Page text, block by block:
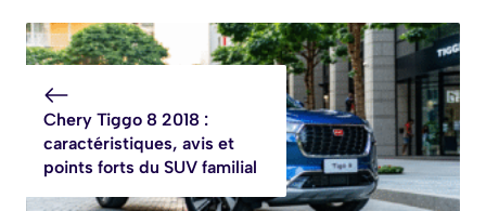
Chery Tiggo 8 2018 :
caractéristiques, avis et
points forts du SUV familial